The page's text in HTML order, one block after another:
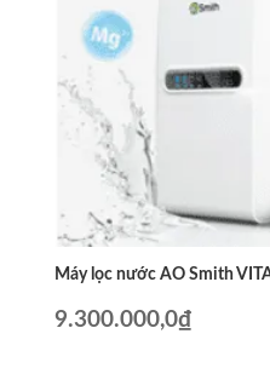
Máy lọc nước AO Smith
Giá
9.300.000,0₫Giá